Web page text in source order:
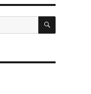
SUCHEN